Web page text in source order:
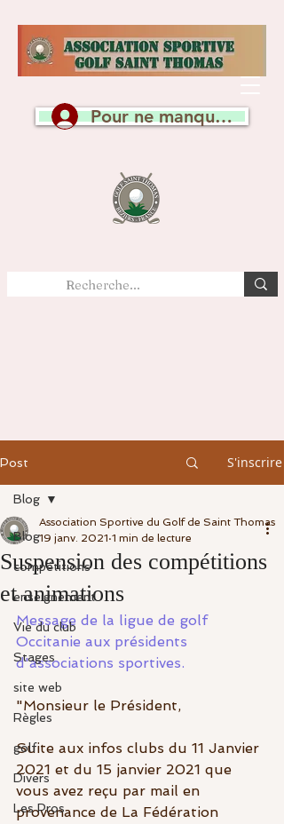
Pour ne manquer
Post S'inscrire
Blog
compétitions
enseignement
Vie du club
Stages
site web
Règles
golf
Divers
Les Pros
Blog
Suspension des compétitions
et animations
Association Sportive du Golf de Saint Thomas
19 janv. 2021 1 min de lecture
Message de la ligue de golf
Occitanie aux présidents
d'associations sportives.
"Monsieur le Président,
Suite aux infos clubs du 11 Janvier
2021 et du 15 janvier 2021 que
vous avez reçu par mail en
provenance de La Fédération